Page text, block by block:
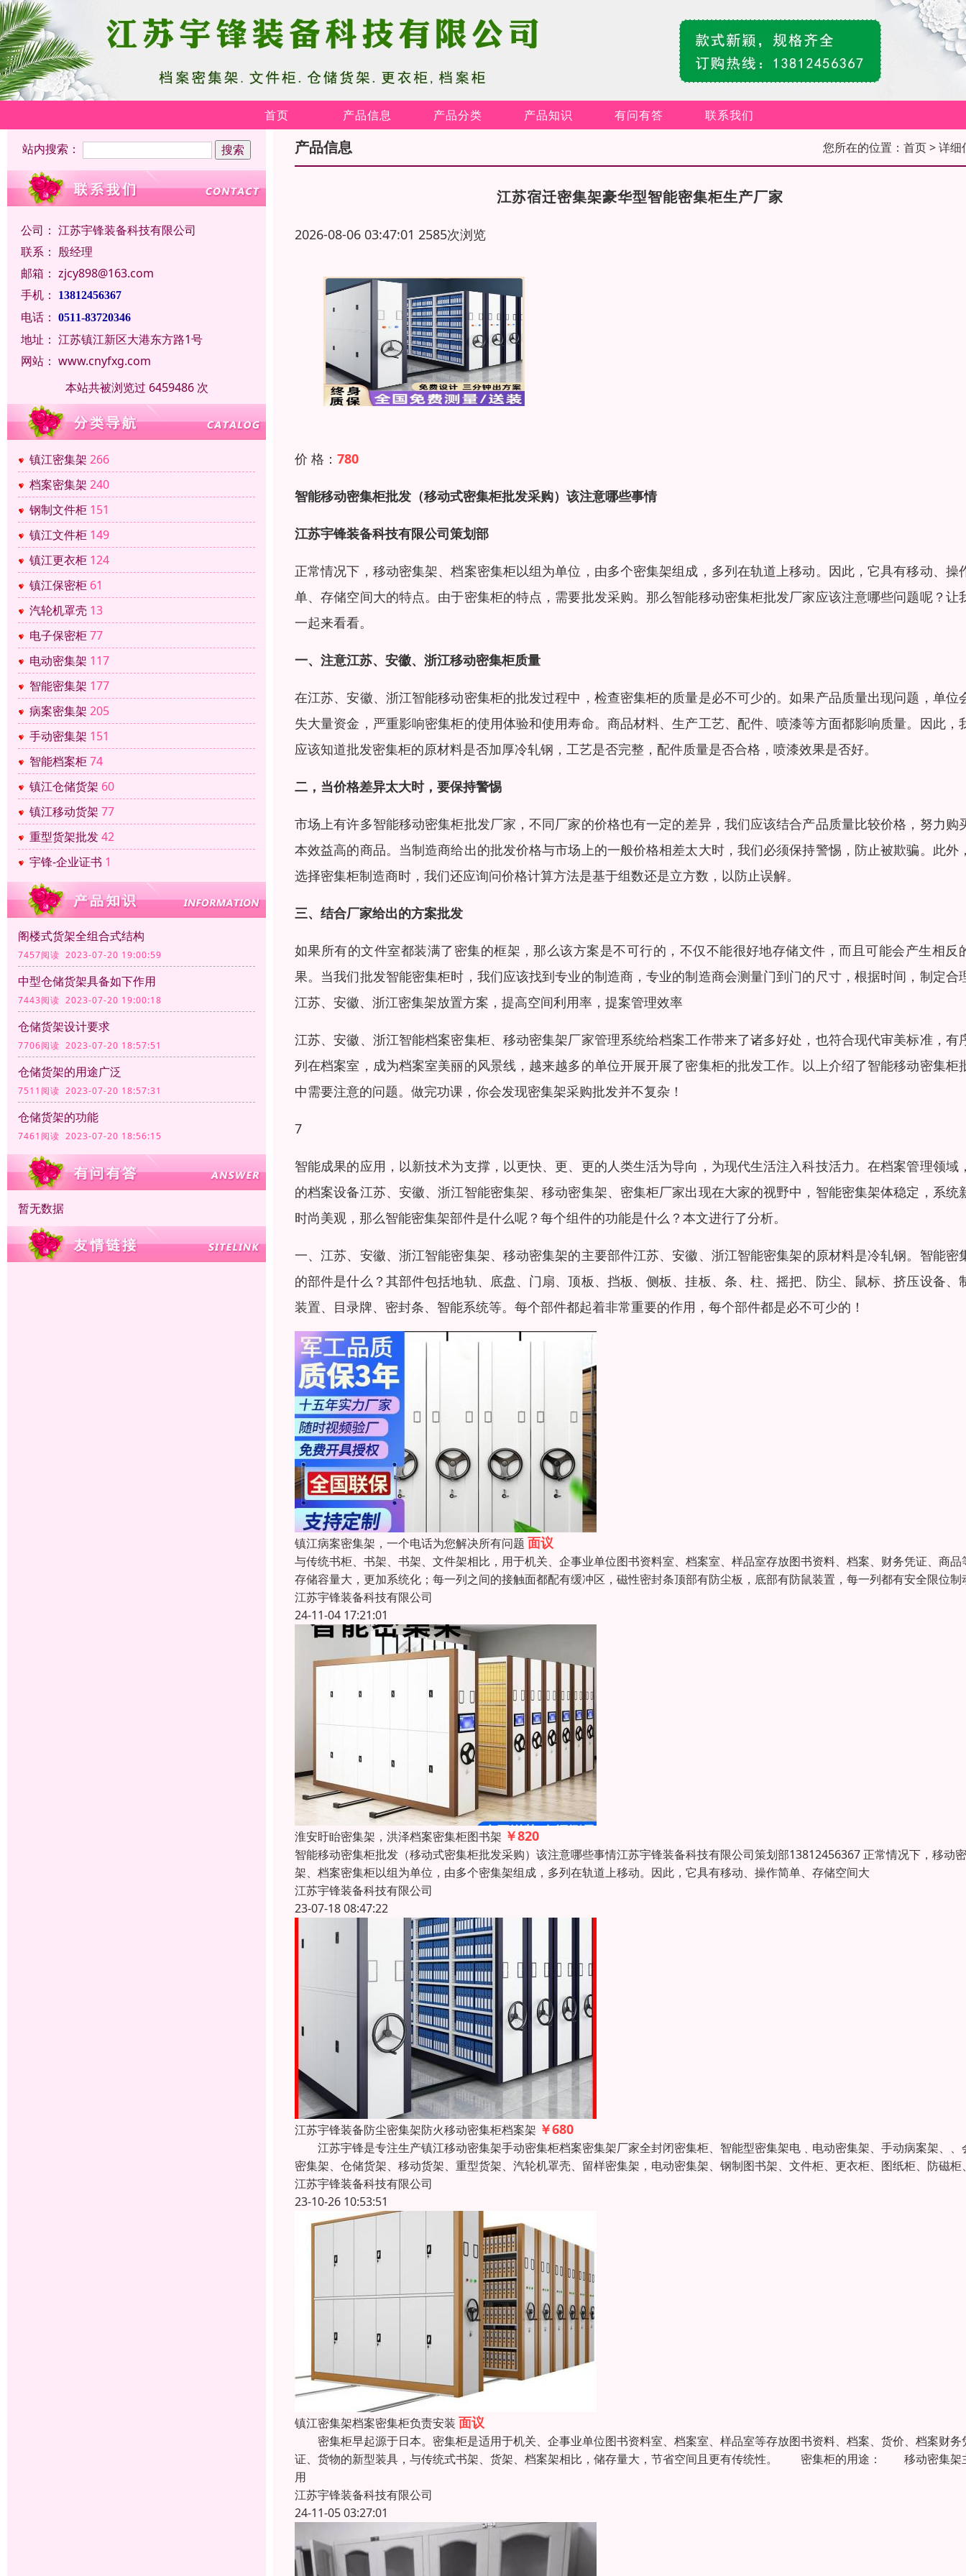
首页 产品信息 产品分类 产品知识 有问有答 联系我们
站内搜索：
公司： 江苏宇锋装备科技有限公司
联系： 殷经理
邮箱： zjcy898@163.com
手机：
13812456367
电话： 0511-83720346
地址： 江苏镇江新区大港东方路1号
网站： www.cnyfxg.com
本站共被浏览过 6459486 次
镇江密集架 266
档案密集架 240
钢制文件柜 151
镇江文件柜 149
镇江更衣柜 124
镇江保密柜 61
汽轮机罩壳 13
电子保密柜77
电动密集架 117
智能密集架 177
病案密集架 205
手动密集架 151
智能档案柜74
镇江仓储货架 60
镇江移动货架 77
重型货架批发42
宇锋-企业证书 1
阁楼式货架全组合式结构
7457阅读 2023-07-20 19:00:59
中型仓储货架具备如下作用
7443阅读 2023-07-20 19:00:18
仓储货架设计要求
7706阅读 2023-07-20 18:57:51
仓储货架的用途广泛
7511阅读 2023-07-20 18:57:31
仓储货架的功能
7461阅读 2023-07-20 18:56:15
暂无数据
产品信息 您所在的位置： 首页> 详细
江苏宿迁密集架豪华型智能密集柜生产厂家
2026-08-06 03:47:01 2585次浏览
价 格： 780
智能移动密集柜批发（移动式密集柜批发采购）该注意哪些事情
江苏宇锋装备科技有限公司策划部
正常情况下，移动密集架、档案密集柜以组为单位，由多个密集架组成，多列在轨道上移动。因此，它具有移动、操
单、存储空间大的特点。由于密集柜的特点，需要批发采购。那么智能移动密集柜批发厂家应该注意哪些问题呢？让
一起来看看。
一、注意江苏、安徽、浙江移动密集柜质量
在江苏、安徽、浙江智能移动密集柜的批发过程中，检查密集柜的质量是必不可少的。如果产品质量出现问题，单位
失大量资金，严重影响密集柜的使用体验和使用寿命。商品材料、生产工艺、配件、喷漆等方面都影响质量。因此，
应该知道批发密集柜的原材料是否加厚冷轧钢，工艺是否完整，配件质量是否合格，喷漆效果是否好。
二，当价格差异太大时，要保持警惕
市场上有许多智能移动密集柜批发厂家，不同厂家的价格也有一定的差异，我们应该结合产品质量比较价格，努力购
本效益高的商品。当制造商给出的批发价格与市场上的一般价格相差太大时，我们必须保持警惕，防止被欺骗。此外
选择密集柜制造商时，我们还应询问价格计算方法是基于组数还是立方数，以防止误解。
三、结合厂家给出的方案批发
如果所有的文件室都装满了密集的框架，那么该方案是不可行的，不仅不能很好地存储文件，而且可能会产生相反
果。当我们批发智能密集柜时，我们应该找到专业的制造商，专业的制造商会测量门到门的尺寸，根据时间，制定合
江苏、安徽、浙江密集架放置方案，提高空间利用率，提案管理效率
江苏、安徽、浙江智能档案密集柜、移动密集架厂家管理系统给档案工作带来了诸多好处，也符合现代审美标准，有
列在档案室，成为档案室美丽的风景线，越来越多的单位开展开展了密集柜的批发工作。以上介绍了智能移动密集柜
中需要注意的问题。做完功课，你会发现密集架采购批发并不复杂！
7
智能成果的应用，以新技术为支撑，以更快、更、更的人类生活为导向，为现代生活注入科技活力。在档案管理领域
的档案设备江苏、安徽、浙江智能密集架、移动密集架、密集柜厂家出现在大家的视野中，智能密集架体稳定，系统
时尚美观，那么智能密集架部件是什么呢？每个组件的功能是什么？本文进行了分析。
一、江苏、安徽、浙江智能密集架、移动密集架的主要部件江苏、安徽、浙江智能密集架的原材料是冷轧钢。智能密
的部件是什么？其部件包括地轨、底盘、门扇、顶板、挡板、侧板、挂板、条、柱、摇把、防尘、鼠标、挤压设备、
装置、目录牌、密封条、智能系统等。每个部件都起着非常重要的作用，每个部件都是必不可少的！
镇江病案密集架，一个电话为您解决所有问题 面议
与传统书柜、书架、书架、文件架相比，用于机关、企事业单位图书资料室、档案室、样品室存放图书资料、档案、财务凭证、商品
存储容量大，更加系统化；每一列之间的接触面都配有缓冲区，磁性密封条顶部有防尘板，底部有防鼠装置，每一列都有安全限位制
江苏宇锋装备科技有限公司
24-11-04 17:21:01
淮安盱眙密集架，洪泽档案密集柜图书架 ￥820
智能移动密集柜批发（移动式密集柜批发采购）该注意哪些事情江苏宇锋装备科技有限公司策划部13812456367 正常情况下，移动
架、档案密集柜以组为单位，由多个密集架组成，多列在轨道上移动。因此，它具有移动、操作简单、存储空间大
江苏宇锋装备科技有限公司
23-07-18 08:47:22
江苏宇锋装备防尘密集架防火移动密集柜档案架 ￥680
江苏宇锋是专注生产镇江移动密集架手动密集柜档案密集架厂家全封闭密集柜、智能型密集架电﹑电动密集架、手动病案架、、
密集架、仓储货架、移动货架、重型货架、汽轮机罩壳、留样密集架，电动密集架、钢制图书架、文件柜、更衣柜、图纸柜、防磁柜
江苏宇锋装备科技有限公司
23-10-26 10:53:51
镇江密集架档案密集柜负责安装 面议
密集柜早起源于日本。密集柜是适用于机关、企事业单位图书资料室、档案室、样品室等存放图书资料、档案、货价、档案财务
证、货物的新型装具，与传统式书架、货架、档案架相比，储存量大，节省空间且更有传统性。 密集柜的用途： 移动密集架
用
江苏宇锋装备科技有限公司
24-11-05 03:27:01